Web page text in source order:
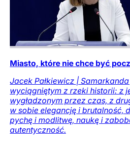
Miasto, które nie chce być
Jacek Pałkiewicz |
wyciągniętym z rzeki historii: z
wygładzonym przez czas, z
w sobie elegancję i brutalność,
pychę i modlitwę, naukę i
autentyczność.